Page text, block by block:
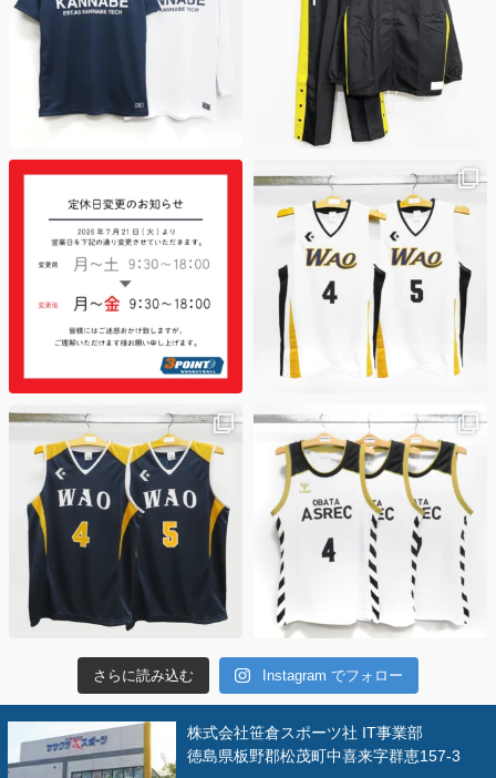
さらに読み込む Instagram でフォロー
株式会社笹倉スポーツ社 IT事業部
徳島県板野郡松茂町中喜来字群恵157-3